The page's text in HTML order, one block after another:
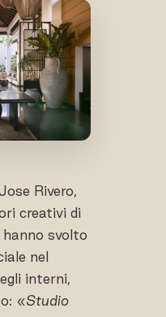
Rivero,
creativi di
svolto
nel
interni,
«Studio